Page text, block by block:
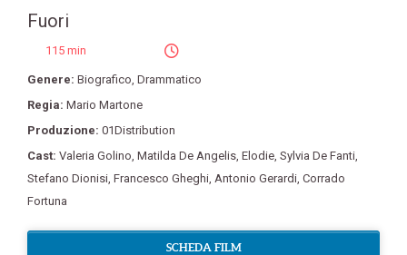
Fuori
115 min
Genere: Biografico, Drammatico
Regia: Mario Martone
Produzione: 01Distribution
Cast: Valeria Golino, Matilda De Angelis, Elodie, Sylvia De Fanti,
Stefano Dionisi, Francesco Gheghi, Antonio Gerardi, Corrado
Fortuna
SCHEDA FILM